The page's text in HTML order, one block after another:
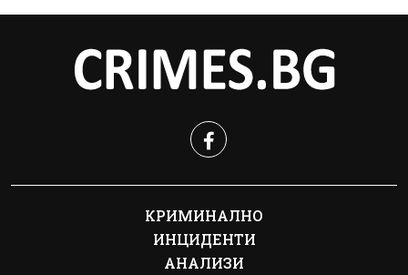
КРИМИНАЛНО
ИНЦИДЕНТИ
АНАЛИЗИ